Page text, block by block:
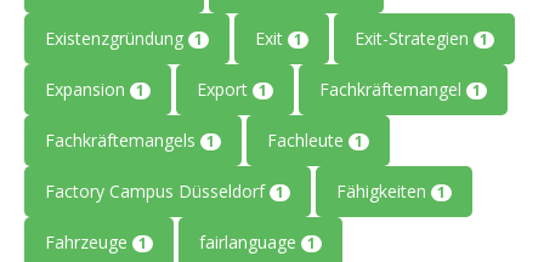
Existenzgründung 1 Exit 1 Exit-Strategien 1
Expansion 1 Export 1 Fachkräftemangel 1
Fachkräftemangels 1 Fachleute 1
Factory Campus Düsseldorf 1 Fähigkeiten 1
Fahrzeuge 1 fairlanguage 1